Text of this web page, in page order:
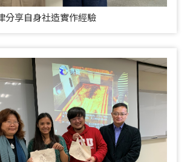
分享自身社造實作經驗